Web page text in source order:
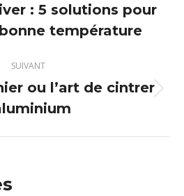
Article
précédent
: 5 solutions pour
température
SUIVANT
Article
suivant
:
ou l’art de cintrer